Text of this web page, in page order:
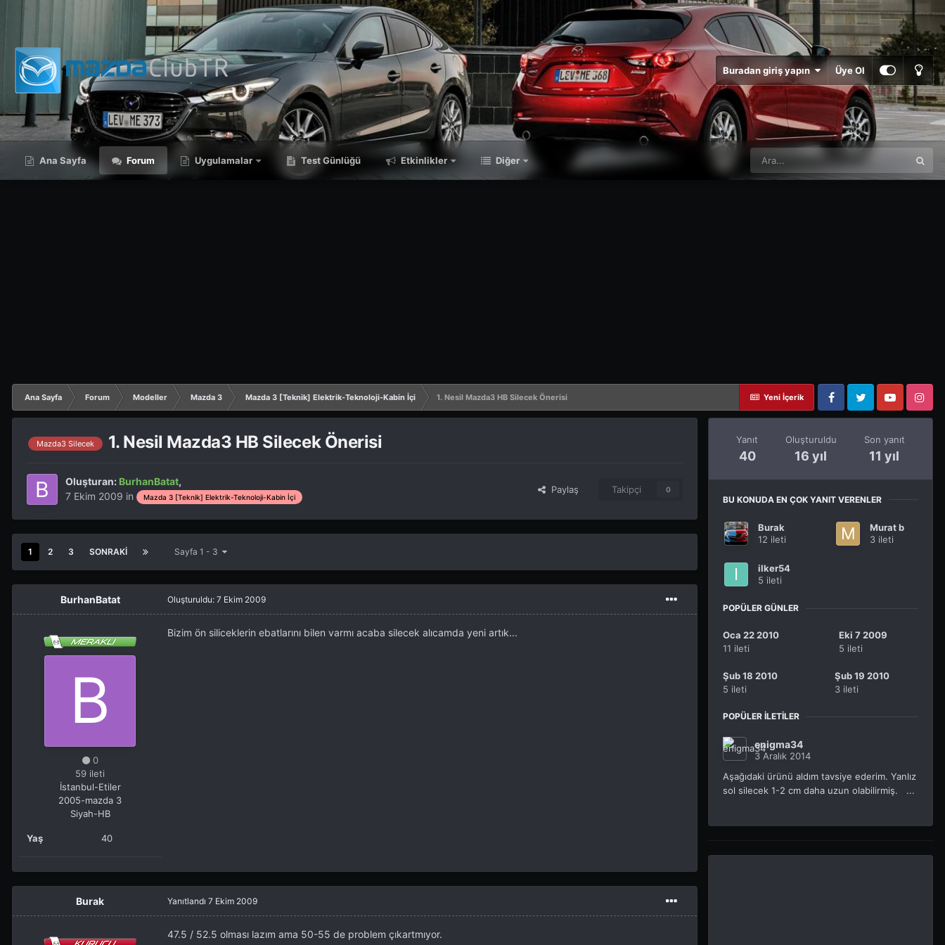
Buradan giriş yapın Üye Ol
Ana Sayfa Forum Uygulamalar Test Günlüğü Etkinlikler Diğer
Yeni İçerik
Ana Sayfa Forum Modeller Mazda 3 Mazda 3 [Teknik] Elektrik-Teknoloji-Kabin İçi
1. Nesil Mazda3 HB Silecek Önerisi
FacebookTwitter YouTube Instagram
Mazda3 Silecek 1. Nesil Mazda3 HB Silecek Önerisi
Oluşturan: BurhanBatat,
7 Ekim 2009 in Mazda 3 [Teknik] Elektrik-Teknoloji-Kabin İçi
Paylaş Takipçi 0
1 2 3 SONRAKI Sayfa 1 - 3
BurhanBatat
0
59 ileti
İstanbul-Etiler
2005-mazda 3
Siyah-HB
Yaş 40
Oluşturuldu: 7 Ekim 2009
Bizim ön siliceklerin ebatlarını bilen varmı acaba silecek alıcamda yeni artık...
Burak Yanıtlandı 7 Ekim 2009
47.5 / 52.5 olması lazım ama 50-55 de problem çıkartmıyor.
Yanıt
40
Oluşturuldu
16 yıl
Son yanıt
11 yıl
BU KONUDA EN ÇOK YANIT VERENLER
Burak
12 ileti
Murat b
3 ileti
ilker54
5 ileti
POPÜLER GÜNLER
Oca 22 2010
11 ileti
Eki 7 2009
5 ileti
Şub 18 2010
5 ileti
Şub 19 2010
3 ileti
POPÜLER İLETILER
enigma34
3 Aralık 2014
Aşağıdaki ürünü aldım tavsiye ederim. Yanlız
sol silecek 1-2 cm daha uzun olabilirmiş. ...